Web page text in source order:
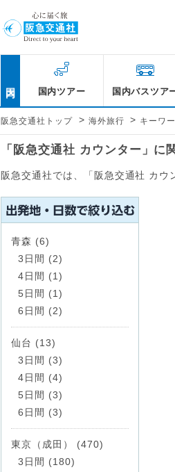
国内ツアー 国内バスツア
阪急交通社トップ > 海外旅行 > キーワ
「阪急交通社 カウンター」
阪急交通社では、「阪急交通社 カウ
青森 (6)
3日間 (2)
4日間 (1)
5日間 (1)
6日間 (2)
仙台 (13)
3日間 (3)
4日間 (4)
5日間 (3)
6日間 (3)
東京（成田） (470)
3日間 (180)